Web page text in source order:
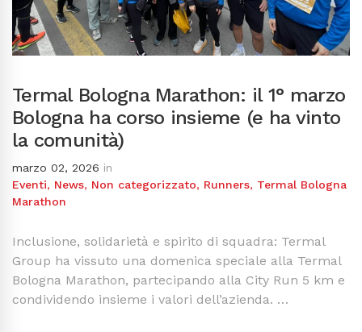
Termal Bologna Marathon: il 1° marzo
Bologna ha corso insieme (e ha vinto
la comunità)
marzo 02, 2026 in
Eventi, News, Non categorizzato, Runners, Termal Bologna
Marathon
Inclusione, solidarietà e spirito di squadra: Termal
Group ha vissuto una domenica speciale alla Termal
Bologna Marathon, partecipando alla City Run 5 km e
condividendo insieme i valori dell’azienda. …